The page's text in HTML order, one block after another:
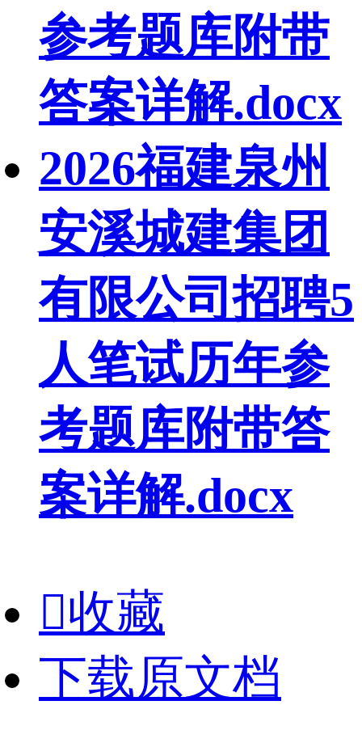
参考题库附带
答案详解.docx
2026福建泉州
安溪城建集团
有限公司招聘5
人笔试历年参
考题库附带答
案详解.docx
收藏
下载原文档